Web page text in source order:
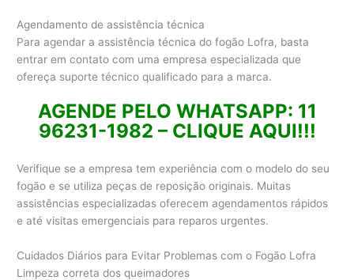
Agendamento de assistência técnica
Para agendar a assistência técnica do fogão Lofra, basta
entrar em contato com uma empresa especializada que
ofereça suporte técnico qualificado para a marca.
AGENDE PELO WHATSAPP: 11
96231-1982 – CLIQUE AQUI!!!
Verifique se a empresa tem experiência com o modelo do seu
fogão e se utiliza peças de reposição originais. Muitas
assistências especializadas oferecem agendamentos rápidos
e até visitas emergenciais para reparos urgentes.
Cuidados Diários para Evitar Problemas com o Fogão Lofra
Limpeza correta dos queimadores